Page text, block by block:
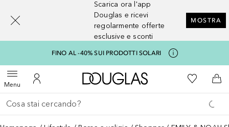
Scarica ora l'app
Douglas e ricevi
regolarmente offerte
esclusive e sconti
MOSTRA
FINO AL -40% SUI PRODOTTI SOLARI
MenuApri menuAl Mio Account
A Douglas HomeAlla Mia
Al
Torna indietro
Esegui ricerca
[navigation.slideout.screenreader]